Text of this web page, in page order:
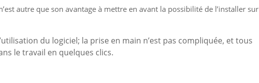
autre que son avantage à mettre en avant la possibilité de l’installer sur
du logiciel; la prise en main n’est pas compliquée, et tous
le travail en quelques clics.